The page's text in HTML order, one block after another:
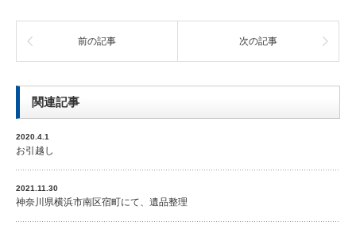
前の記事 次の記事
関連記事
2020.4.1
お引越し
2021.11.30
神奈川県横浜市南区宿町にて、遺品整理